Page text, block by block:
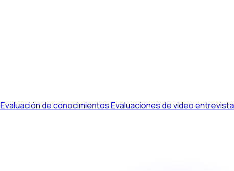
Evaluación de conocimientosEvaluaciones de video entrevista